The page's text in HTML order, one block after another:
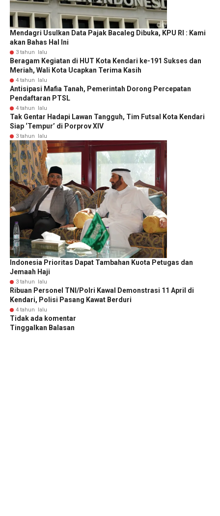
Mendagri Usulkan Data Pajak Bacaleg Dibuka, KPU RI : Kami
akan Bahas Hal Ini
3 tahun lalu
Beragam Kegiatan di HUT Kota Kendari ke-191 Sukses dan
Meriah, Wali Kota Ucapkan Terima Kasih
4 tahun lalu
Antisipasi Mafia Tanah, Pemerintah Dorong Percepatan
Pendaftaran PTSL
4 tahun lalu
Tak Gentar Hadapi Lawan Tangguh, Tim Futsal Kota Kendari
Siap ‘Tempur’ di Porprov XIV
3 tahun lalu
Indonesia Prioritas Dapat Tambahan Kuota Petugas dan
Jemaah Haji
3 tahun lalu
Ribuan Personel TNI/Polri Kawal Demonstrasi 11 April di
Kendari, Polisi Pasang Kawat Berduri
4 tahun lalu
Tidak ada komentar
Tinggalkan Balasan